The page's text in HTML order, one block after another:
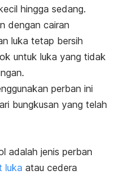
hingga sedang.
dengan cairan
luka tetap bersih
untuk luka yang tidak
perban ini
bungkusan yang telah
adalah jenis perban
luka atau cedera